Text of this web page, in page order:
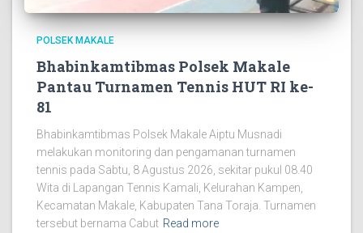
POLSEK MAKALE
Bhabinkamtibmas Polsek Makale
Pantau Turnamen Tennis HUT RI ke-
81
Bhabinkamtibmas Polsek Makale Aiptu Musnadi
melakukan monitoring dan pengamanan turnamen
tennis pada Sabtu, 8 Agustus 2026, sekitar pukul 08.40
Wita di Lapangan Tennis Kamali, Kelurahan Kampen,
Kecamatan Makale, Kabupaten Tana Toraja. Turnamen
tersebut bernama Cabut Read more